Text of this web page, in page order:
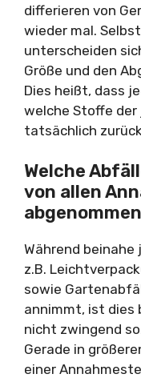
differieren von
wieder mal.
unterscheiden
Größe und den
Dies heißt, dass
welche Stoffe der
tatsächlich
Welche
von allen
Während
z.B.
sowie
annimmt, ist dies
nicht zwingend
Gerade in
einer